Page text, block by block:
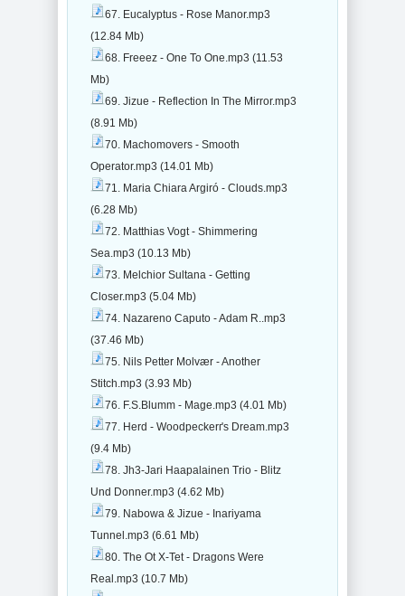
67. Eucalyptus - Rose Manor.mp3
(12.84 Mb)
68. Freeez - One To One.mp3 (11.53
Mb)
69. Jizue - Reflection In The Mirror.mp3
(8.91 Mb)
70. Machomovers - Smooth
Operator.mp3 (14.01 Mb)
71. Maria Chiara Argiró - Clouds.mp3
(6.28 Mb)
72. Matthias Vogt - Shimmering
Sea.mp3 (10.13 Mb)
73. Melchior Sultana - Getting
Closer.mp3 (5.04 Mb)
74. Nazareno Caputo - Adam R..mp3
(37.46 Mb)
75. Nils Petter Molvær - Another
Stitch.mp3 (3.93 Mb)
76. F.S.Blumm - Mage.mp3 (4.01 Mb)
77. Herd - Woodpeckerґs Dream.mp3
(9.4 Mb)
78. Jh3-Jari Haapalainen Trio - Blitz
Und Donner.mp3 (4.62 Mb)
79. Nabowa & Jizue - Inariyama
Tunnel.mp3 (6.61 Mb)
80. The Ot X-Tet - Dragons Were
Real.mp3 (10.7 Mb)